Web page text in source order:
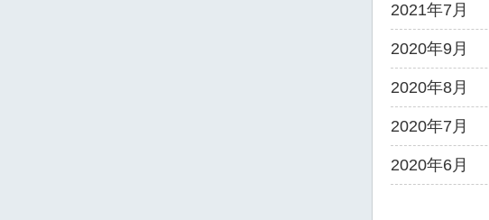
2021年7月
2020年9月
2020年8月
2020年7月
2020年6月